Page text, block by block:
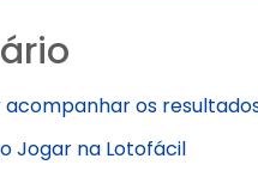
acompanhar os
Jogar na Lotofácil